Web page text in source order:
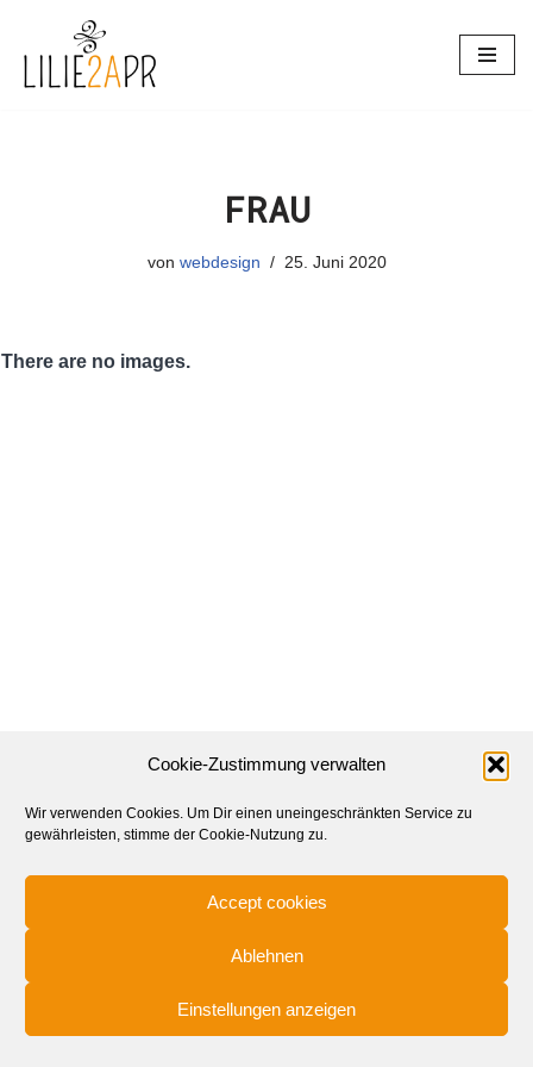
Cookie-Zustimmung verwalten
Wir verwenden Cookies. Um Dir einen uneingeschränkten Service zu
gewährleisten, stimme der Cookie-Nutzung zu.
Accept cookies
Ablehnen
Einstellungen anzeigen
Zum
Inhalt
FRAU
von webdesign 25. Juni 2020
There are no images.